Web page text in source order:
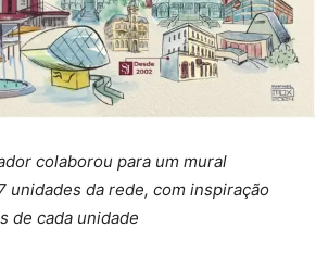
colaborou para um mural
unidades da rede, com inspiração
de cada unidade